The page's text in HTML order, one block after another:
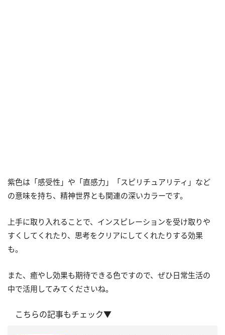
紫色は「感受性」や「直感力」「スピリチュアリティ」など
の意味を持ち、精神世界とも関連の深いカラーです。
上手に取り入れることで、インスピレーションを受け取りや
すくしてくれたり、思考をクリアにしてくれたりする効果
も。
また、癒やし効果も期待できる色ですので、ぜひ日常生活の
中で活用してみてくださいね。
こちらの記事もチェック▼